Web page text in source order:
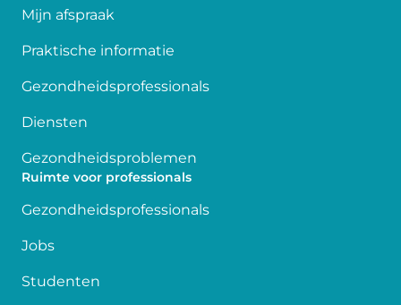
Mijn afspraak
Praktische informatie
Gezondheidsprofessionals
Diensten
Gezondheidsproblemen
Ruimte voor professionals
Gezondheidsprofessionals
Jobs
Studenten